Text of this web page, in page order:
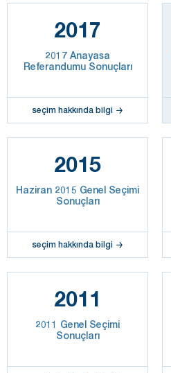
2017
2017 Anayasa
Referandumu Sonuçları
seçim hakkında bilgi
2015
Haziran 2015 Genel Seçimi
Sonuçları
seçim hakkında bilgi
2011
2011 Genel Seçimi
Sonuçları